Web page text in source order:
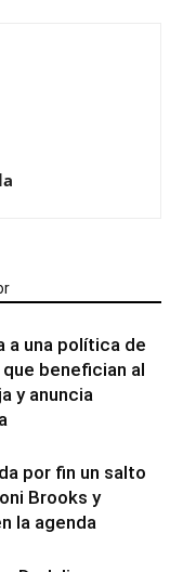
a una política de
benefician al
y anuncia
por fin un salto
Brooks y
la agenda